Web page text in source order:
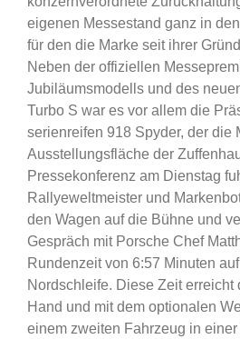
eigenen Messestand ganz in
für den die Marke seit ihrer
Neben der offiziellen
Jubiläumsmodells und des
Turbo S war es vor allem die
serienreifen 918 Spyder, der die
Ausstellungsfläche der
Pressekonferenz am Dienstag
Rallyeweltmeister und
den Wagen auf die Bühne und
Gespräch mit Porsche Chef
Rundenzeit von 6:57 Minuten
Nordschleife. Diese Zeit erreicht
Hand und mit dem optionalen
einem zweiten Fahrzeug in